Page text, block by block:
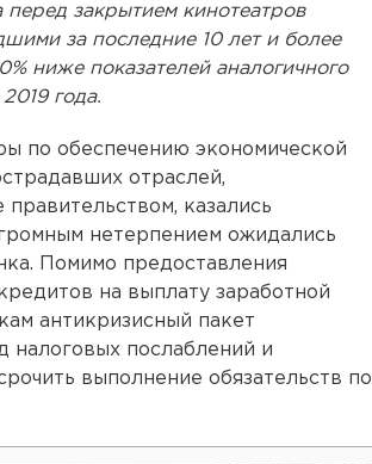
перед закрытием кинотеатров
за последние 10 лет и более
ниже показателей аналогичного
года.
по обеспечению экономической
отраслей,
казались
нетерпением ожидались
Помимо предоставления
на выплату заработной
антикризисный пакет
налоговых послаблений и
выполнение обязательств по